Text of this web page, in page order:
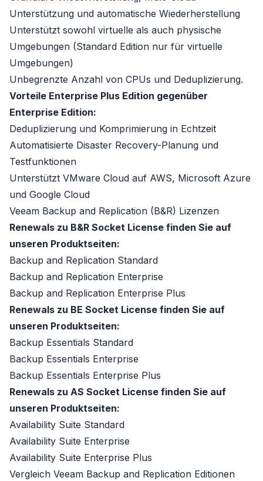
Unterstützung und automatische Wiederherstellung
Unterstützt sowohl virtuelle als auch physische
Umgebungen (Standard Edition nur für virtuelle
Umgebungen)
Unbegrenzte Anzahl von CPUs und Deduplizierung.
Vorteile Enterprise Plus Edition gegenüber
Enterprise Edition:
Deduplizierung und Komprimierung in Echtzeit
Automatisierte Disaster Recovery-Planung und
Testfunktionen
Unterstützt VMware Cloud auf AWS, Microsoft Azure
und Google Cloud
Veeam Backup and Replication (B&R) Lizenzen
Renewals zu B&R Socket License finden Sie auf
unseren Produktseiten:
Backup and Replication Standard
Backup and Replication Enterprise
Backup and Replication Enterprise Plus
Renewals zu BE Socket License finden Sie auf
unseren Produktseiten:
Backup Essentials Standard
Backup Essentials Enterprise
Backup Essentials Enterprise Plus
Renewals zu AS Socket License finden Sie auf
unseren Produktseiten:
Availability Suite Standard
Availability Suite Enterprise
Availability Suite Enterprise Plus
Vergleich Veeam Backup and Replication Editionen